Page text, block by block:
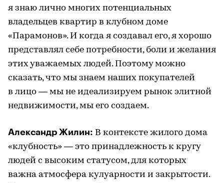
я знаю лично многих потенциальных
владельцев квартир в клубном доме
«Парамонов». И когда я создавал его, я хорошо
представлял себе потребности, боли и желания
этих уважаемых людей. Поэтому можно
сказать, что мы знаем наших покупателей
в лицо — мы не идеализируем рынок элитной
недвижимости, мы его создаем.
Александр Жилин: В контексте жилого дома
«клубность» — это принадлежность к кругу
людей с высоким статусом, для которых
важна атмосфера кулуарности и закрытости.